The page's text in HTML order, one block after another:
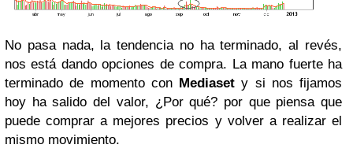
No pasa nada, la tendencia no ha terminado, al revés,
nos está dando opciones de compra. La mano fuerte ha
terminado de momento con Mediaset y si nos fijamos
hoy ha salido del valor, ¿Por qué? por que piensa que
puede comprar a mejores precios y volver a realizar el
mismo movimiento.